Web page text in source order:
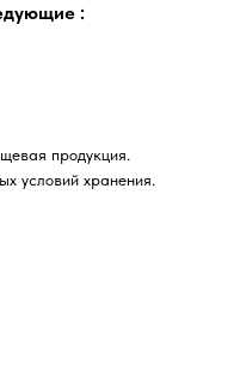
:
продукция.
условий хранения.